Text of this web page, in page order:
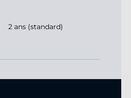
2 ans (standard)